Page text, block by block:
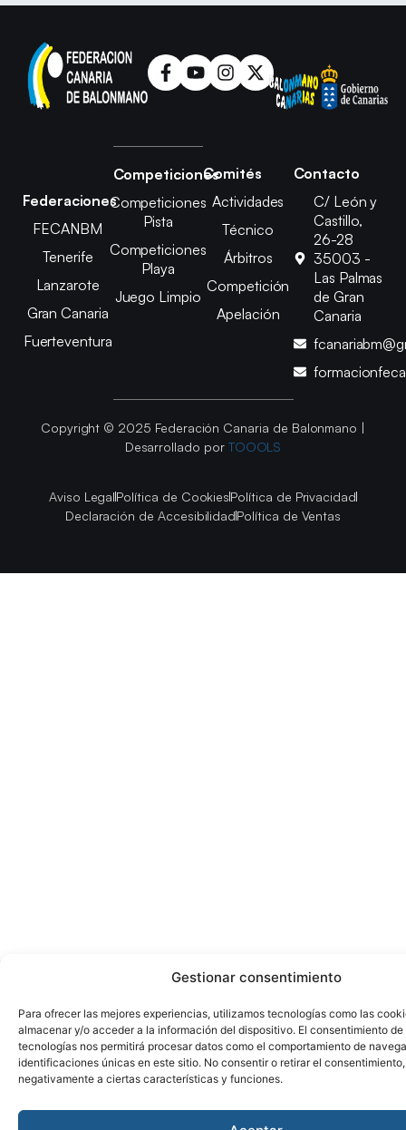
Gestionar consentimiento
Para ofrecer las mejores experiencias, utilizamos tecnologías como las
almacenar y/o acceder a la información del dispositivo. El consentimiento de
tecnologías nos permitirá procesar datos como el comportamiento de
identificaciones únicas en este sitio. No consentir o retirar el
negativamente a ciertas características y funciones.
Federaciones
FECANBM
Tenerife
Lanzarote
Gran Canaria
Fuerteventura
Competiciones
Competiciones
Pista
Competiciones
Playa
Juego Limpio
Comités
Actividades
Técnico
Árbitros
Competición
Apelación
Contacto
C/ León y
Castillo,
26-28
35003 -
Las Palmas
de Gran
Canaria
Copyright © 2025 Federación Canaria de Balonmano |
Desarrollado por TOOOLS
Aviso LegalPolítica de CookiesPolítica de Privacidad
Declaración de AccesibilidadPolítica de Ventas